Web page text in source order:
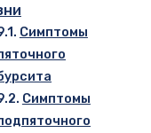
Симптомы
Симптомы